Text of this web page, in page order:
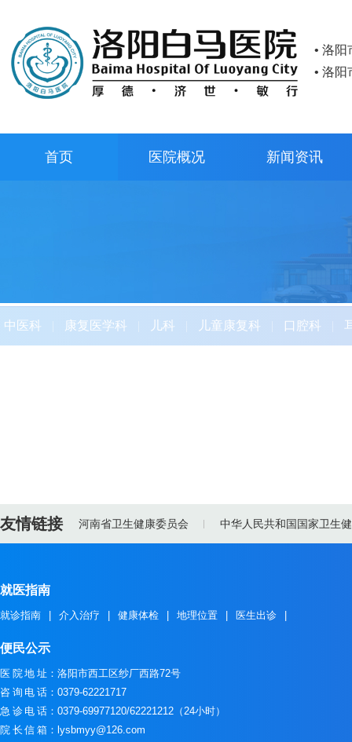
• 洛
• 洛
首页 医院概况 新闻资讯
中医科 康复医学科 儿科 儿童康复科 口腔科
友情链接 河南省卫生健康委员会 中华人民共和国国家卫生
就医指南
就诊指南 介入治疗 健康体检 地理位置 医生出诊
便民公示
医院地址 ：洛阳市西工区纱厂西路72号
咨询电话 ：0379-62221717
急诊电话 ：0379-69977120/62221212（24小时）
院长信箱 ：lysbmyy@126.com